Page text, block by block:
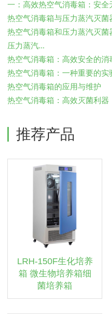
一：高效热空气消毒箱：安
热空气消毒箱与压力蒸汽灭
热空气消毒箱和压力蒸汽灭
压力蒸汽...
热空气消毒箱：高效安全的消
热空气消毒箱：一种重要的实
热空气消毒箱的应用与维护
热空气消毒箱：高效灭菌利器
推荐产品
LRH-150F生化培养
箱 微生物培养箱细
菌培养箱